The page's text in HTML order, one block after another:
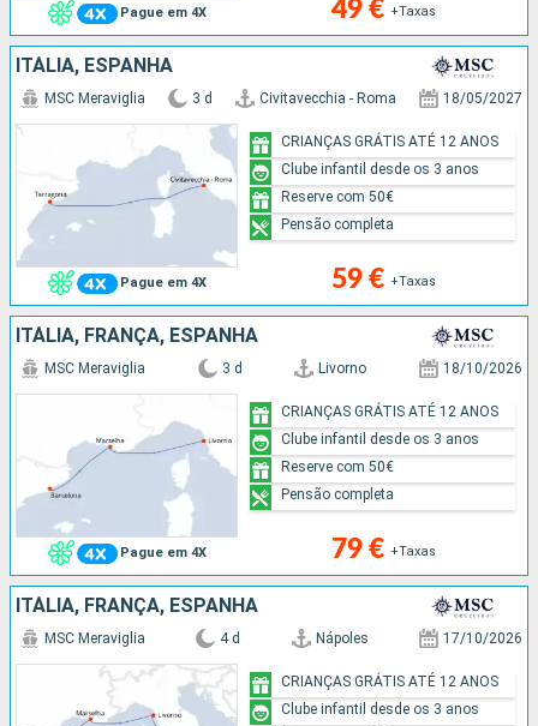
Pague em 4X 49 € +Taxas
ITÁLIA, ESPANHA
Pague em 4X
MSC Meraviglia 3 d Civitavecchia - Roma 18/05/2027
59 € +Taxas
CRIANÇAS GRÁTIS ATÉ 12 ANOS
Clube infantil desde os 3 anos
Reserve com 50€
Pensão completa
ITÁLIA, FRANÇA, ESPANHA
Pague em 4X
MSC Meraviglia 3 d Livorno 18/10/2026
79 € +Taxas
CRIANÇAS GRÁTIS ATÉ 12 ANOS
Clube infantil desde os 3 anos
Reserve com 50€
Pensão completa
ITÁLIA, FRANÇA, ESPANHA
MSC Meraviglia 4 d Nápoles 17/10/2026
CRIANÇAS GRÁTIS ATÉ 12 ANOS
Clube infantil desde os 3 anos